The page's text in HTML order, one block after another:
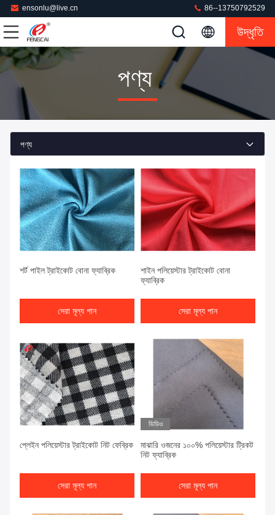
ensonlu@live.cn 86--13750792529
উদ্ধৃতি
পণ্য
পণ্য
শর্ট পাইল ট্রাইকোট বোনা ফ্যাব্রিক
সেরা মূল্য পান
শাইন পলিয়েস্টার ট্রাইকোট বোনা
ফ্যাব্রিক
সেরা মূল্য পান
প্লেইন পলিয়েস্টার ট্রাইকোট নিট ফেব্রিক
সেরা মূল্য পান
ভিডিও
মাঝারি ওজনের ১০০% পলিয়েস্টার ট্রিকট
নিট ফ্যাব্রিক
সেরা মূল্য পান